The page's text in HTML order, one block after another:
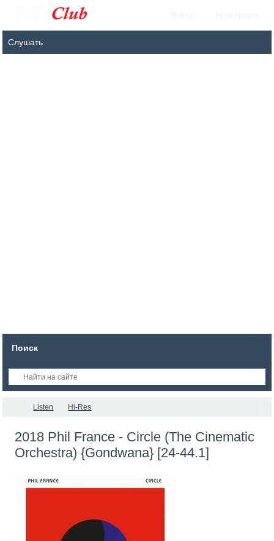
Поиск
Listen Hi-Res
2018 Phil France - Circle (The Cinematic
Orchestra) {Gondwana} [24-44.1]